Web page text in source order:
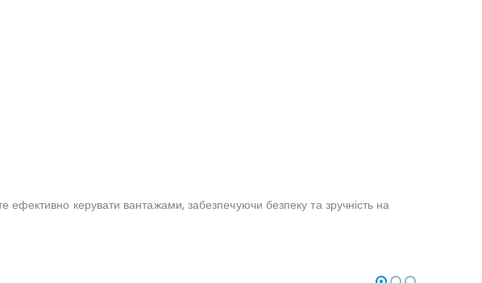
ефективно керувати вантажами, забезпечуючи безпеку та зручність на